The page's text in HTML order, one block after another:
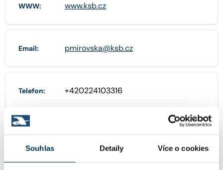
Souhlas Detaily Více o cookies
WWW: www.ksb.cz
Email: pmirovska@ksb.cz
Telefon: +420224103316
POBOČKY